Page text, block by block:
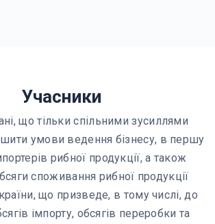
Учасники
що тільки спільними зусиллями
умови ведення бізнесу, в першу
рибної продукції, а також
споживання рибної продукції
що призведе, в тому числі, до
імпорту, обсягів переробки та